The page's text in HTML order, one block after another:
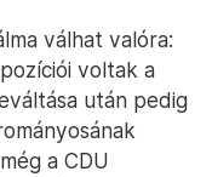
válhat valóra:
voltak a
után pedig
a CDU